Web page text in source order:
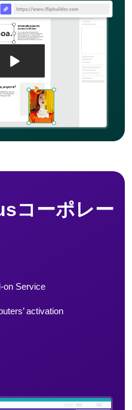
コーポレー
on Service
activation